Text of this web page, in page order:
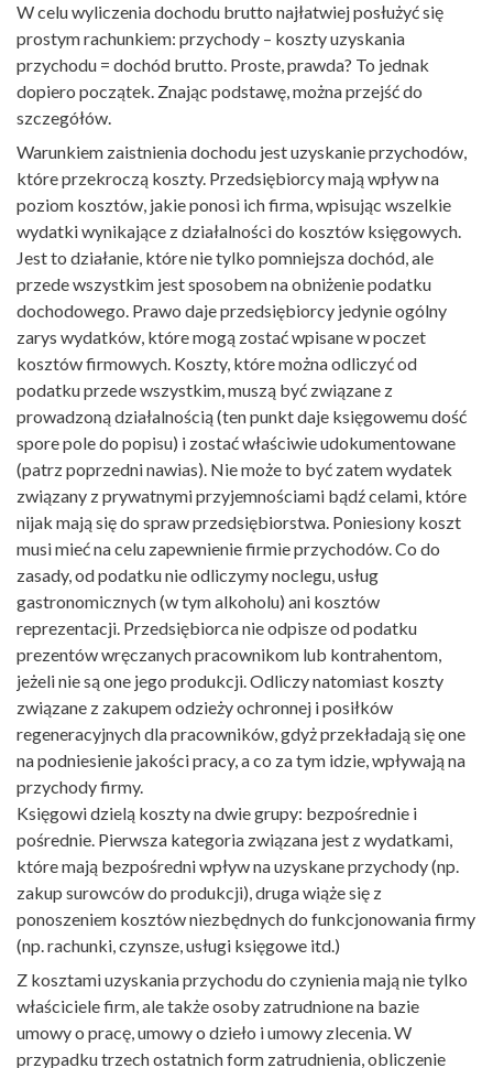
W celu wyliczenia dochodu brutto najłatwiej posłużyć się
prostym rachunkiem: przychody – koszty uzyskania
przychodu = dochód brutto. Proste, prawda? To jednak
dopiero początek. Znając podstawę, można przejść do
szczegółów.
Warunkiem zaistnienia dochodu jest uzyskanie przychodów,
które przekroczą koszty. Przedsiębiorcy mają wpływ na
poziom kosztów, jakie ponosi ich firma, wpisując wszelkie
wydatki wynikające z działalności do kosztów księgowych.
Jest to działanie, które nie tylko pomniejsza dochód, ale
przede wszystkim jest sposobem na obniżenie podatku
dochodowego. Prawo daje przedsiębiorcy jedynie ogólny
zarys wydatków, które mogą zostać wpisane w poczet
kosztów firmowych. Koszty, które można odliczyć od
podatku przede wszystkim, muszą być związane z
prowadzoną działalnością (ten punkt daje księgowemu dość
spore pole do popisu) i zostać właściwie udokumentowane
(patrz poprzedni nawias). Nie może to być zatem wydatek
związany z prywatnymi przyjemnościami bądź celami, które
nijak mają się do spraw przedsiębiorstwa. Poniesiony koszt
musi mieć na celu zapewnienie firmie przychodów. Co do
zasady, od podatku nie odliczymy noclegu, usług
gastronomicznych (w tym alkoholu) ani kosztów
reprezentacji. Przedsiębiorca nie odpisze od podatku
prezentów wręczanych pracownikom lub kontrahentom,
jeżeli nie są one jego produkcji. Odliczy natomiast koszty
związane z zakupem odzieży ochronnej i posiłków
regeneracyjnych dla pracowników, gdyż przekładają się one
na podniesienie jakości pracy, a co za tym idzie, wpływają na
przychody firmy.
Księgowi dzielą koszty na dwie grupy: bezpośrednie i
pośrednie. Pierwsza kategoria związana jest z wydatkami,
które mają bezpośredni wpływ na uzyskane przychody (np.
zakup surowców do produkcji), druga wiąże się z
ponoszeniem kosztów niezbędnych do funkcjonowania firmy
(np. rachunki, czynsze, usługi księgowe itd.)
Z kosztami uzyskania przychodu do czynienia mają nie tylko
właściciele firm, ale także osoby zatrudnione na bazie
umowy o pracę, umowy o dzieło i umowy zlecenia. W
przypadku trzech ostatnich form zatrudnienia, obliczenie